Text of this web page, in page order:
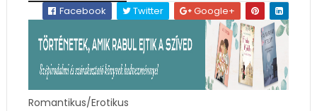
Facebook
Twitter Google+
Romantikus/Erotikus